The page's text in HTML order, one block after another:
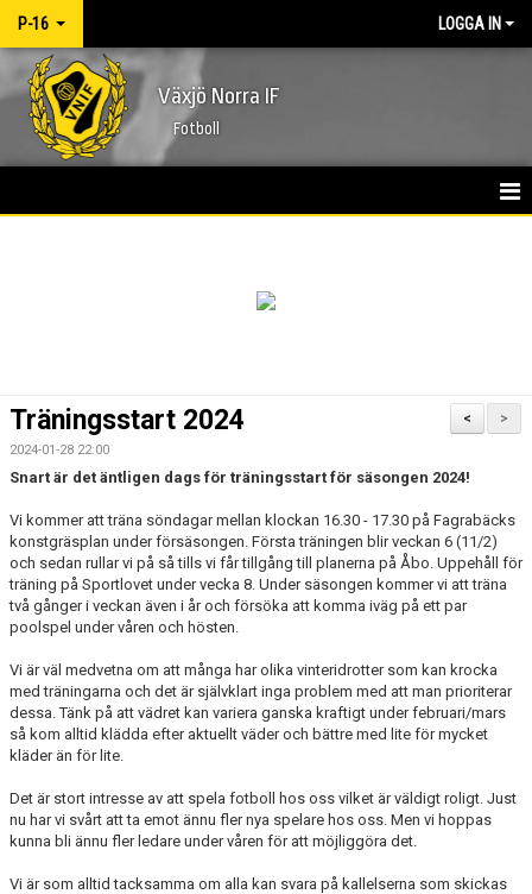
P-16 LOGGA IN
Växjö Norra IF
Fotboll
TRUPPEN
DOKUMENT
KONTAKT
>
<
Träningsstart 2024
2024-01-28 22:00
Snart är det äntligen dags för träningsstart för säsongen 2024!
Vi kommer att träna söndagar mellan klockan 16.30 - 17.30 på Fagrabäcks
konstgräsplan under försäsongen. Första träningen blir veckan 6 (11/2)
och sedan rullar vi på så tills vi får tillgång till planerna på Åbo. Uppehåll för
träning på Sportlovet under vecka 8. Under säsongen kommer vi att träna
två gånger i veckan även i år och försöka att komma iväg på ett par
poolspel under våren och hösten.
Vi är väl medvetna om att många har olika vinteridrotter som kan krocka
med träningarna och det är självklart inga problem med att man prioriterar
dessa. Tänk på att vädret kan variera ganska kraftigt under februari/mars
så kom alltid klädda efter aktuellt väder och bättre med lite för mycket
kläder än för lite.
Det är stort intresse av att spela fotboll hos oss vilket är väldigt roligt. Just
nu har vi svårt att ta emot ännu fler nya spelare hos oss. Men vi hoppas
kunna bli ännu fler ledare under våren för att möjliggöra det.
Vi är som alltid tacksamma om alla kan svara på kallelserna som skickas